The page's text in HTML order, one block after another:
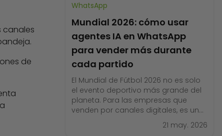
canales
de
WhatsApp
Mundial 2026: cómo usar
agentes IA en WhatsApp
para vender más durante
cada partido
El Mundial de Fútbol 2026 no es solo
el evento deportivo más grande del
planeta. Para las empresas que
venden por canales digitales, es una
ventana de demanda explosiva que
dura seis semanas y genera picos
21 may. 2026